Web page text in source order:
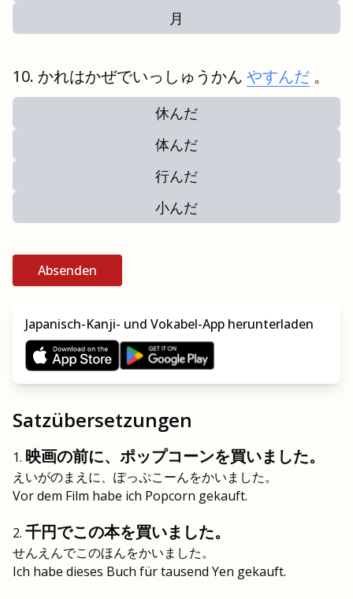
月
かれはかぜでいっしゅうかん やすんだ 。
休んだ
体んだ
行んだ
小んだ
Absenden
Japanisch-Kanji- und Vokabel-App herunterladen
Satzübersetzungen
映画の前に、ポップコーンを買いました。
えいがのまえに、ぽっぷこーんをかいました。
Vor dem Film habe ich Popcorn gekauft.
千円でこの本を買いました。
せんえんでこのほんをかいました。
Ich habe dieses Buch für tausend Yen gekauft.